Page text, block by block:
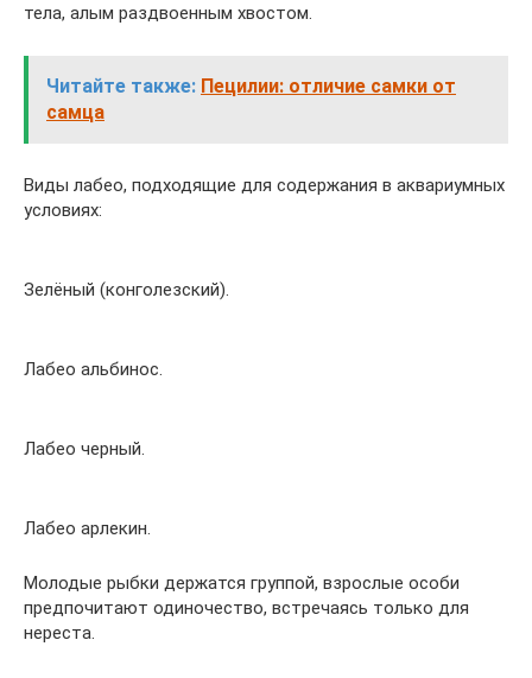
тела, алым раздвоенным хвостом.
Читайте также: Пецилии: отличие самки от
самца
Виды лабео, подходящие для содержания в аквариумных
условиях:
Зелёный (конголезский).
Лабео альбинос.
Лабео черный.
Лабео арлекин.
Молодые рыбки держатся группой, взрослые особи
предпочитают одиночество, встречаясь только для
нереста.